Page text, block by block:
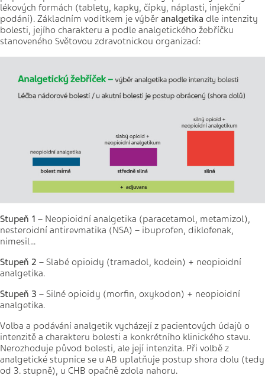
lékových formách (tablety, kapky, čípky, náplasti, injekční
podání). Základním vodítkem je výběr analgetika dle intenzity
bolesti, jejího charakteru a podle analgetického žebříčku
stanoveného Světovou zdravotnickou organizací:
Stupeň 1 – Neopioidní analgetika (paracetamol, metamizol),
nesteroidní antirevmatika (NSA) – ibuprofen, diklofenak,
nimesil...
Stupeň 2 – Slabé opioidy (tramadol, kodein) + neopioidní
analgetika.
Stupeň 3 – Silné opioidy (morfin, oxykodon) + neopioidní
analgetika.
Volba a podávání analgetik vycházejí z pacientových údajů o
intenzitě a charakteru bolesti a konkrétního klinického stavu.
Nerozhoduje původ bolesti, ale její intenzita. Při volbě z
analgetické stupnice se u AB uplatňuje postup shora dolu (tedy
od 3. stupně), u CHB opačně zdola nahoru.